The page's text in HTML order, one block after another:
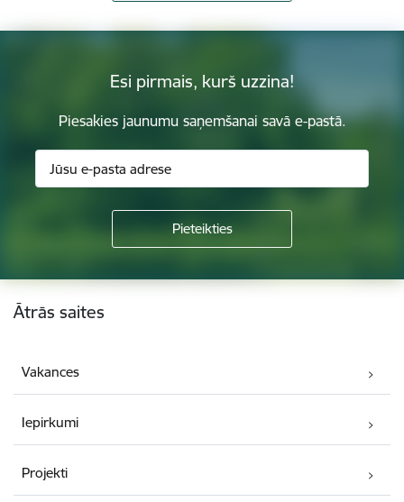
Esi pirmais, kurš uzzina!
Piesakies jaunumu saņemšanai savā e-pastā.
Kājene
Ātrās saites
Vakances
Iepirkumi
Projekti